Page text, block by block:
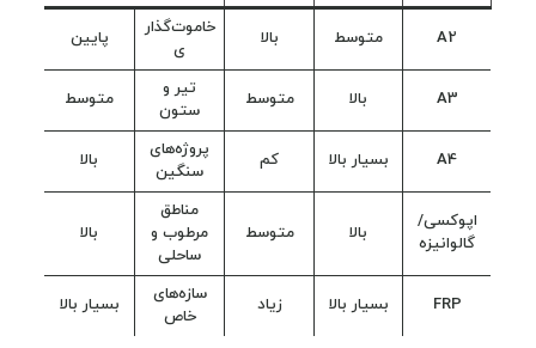
A2 متوسط بالا
خاموت‌گذار
ی
پایین
A3 بالا متوسط
تیر و
ستون
متوسط
A4 بسیار بالا کم
پروژه‌های
سنگین
بالا
اپوکسی/
گالوانیزه
بالا متوسط
مناطق
مرطوب و
ساحلی
بالا
FRP بسیار بالا زیاد
سازه‌های
خاص
بسیار بالا